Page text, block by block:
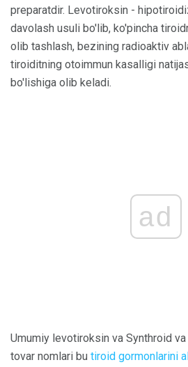
preparatdir. Levotiroksin -
davolash usuli bo'lib, ko'pincha
olib tashlash, bezining radioaktiv
tiroiditning otoimmun kasalligi
bo'lishiga olib keladi.
ad
Umumiy levotiroksin va Synthroid
tovar nomlari bu tiroid gormonlarini